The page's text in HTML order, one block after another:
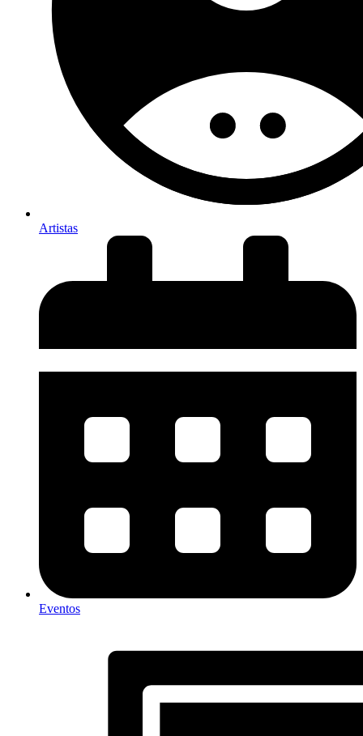
Artistas
Eventos